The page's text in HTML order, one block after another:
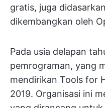
gratis, juga
dikembangkan oleh
Pada usia delapan
pemrograman, yang
mendirikan Tools for
2019. Organisasi ini